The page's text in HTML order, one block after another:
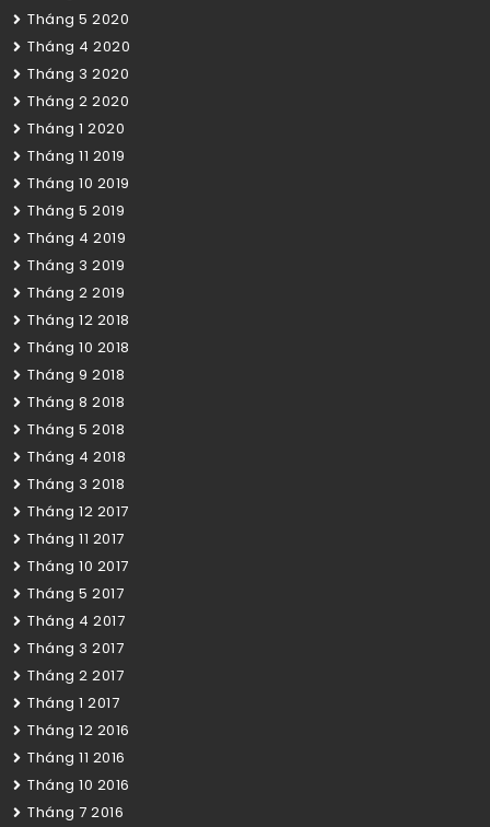
Tháng 5 2020
Tháng 4 2020
Tháng 3 2020
Tháng 2 2020
Tháng 1 2020
Tháng 11 2019
Tháng 10 2019
Tháng 5 2019
Tháng 4 2019
Tháng 3 2019
Tháng 2 2019
Tháng 12 2018
Tháng 10 2018
Tháng 9 2018
Tháng 8 2018
Tháng 5 2018
Tháng 4 2018
Tháng 3 2018
Tháng 12 2017
Tháng 11 2017
Tháng 10 2017
Tháng 5 2017
Tháng 4 2017
Tháng 3 2017
Tháng 2 2017
Tháng 1 2017
Tháng 12 2016
Tháng 11 2016
Tháng 10 2016
Tháng 7 2016